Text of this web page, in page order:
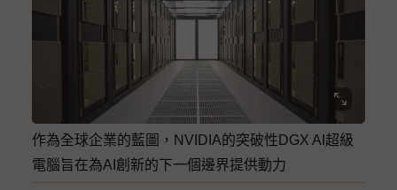
作為全球企業的藍圖，NVIDIA的突破性DGX AI超級
電腦旨在為AI創新的下一個邊界提供動力